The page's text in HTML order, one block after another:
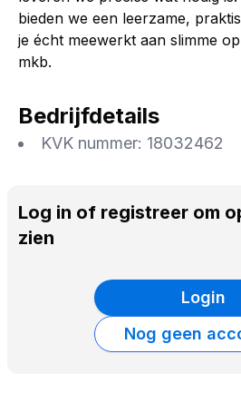
bieden we een leerzame,
je écht meewerkt aan slimme
mkb.
Bedrijfdetails
KVK nummer: 18032462
Log in of registreer om
zien
Login
Nog geen